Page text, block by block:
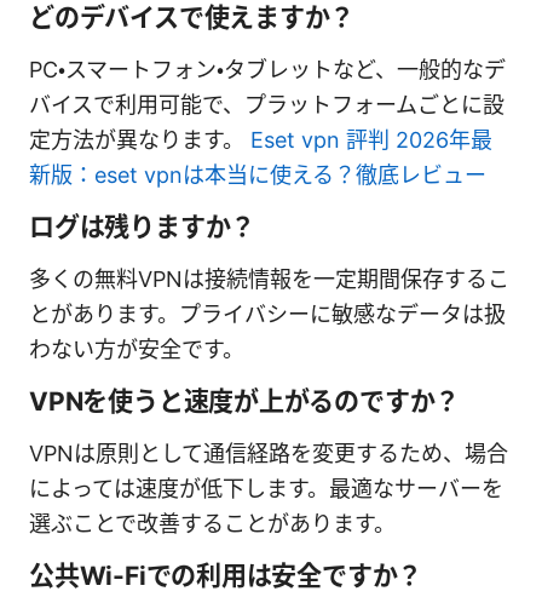
どのデバイスで使えますか？
PC・スマートフォン・タブレットなど、一般的なデ
バイスで利用可能で、プラットフォームごとに設
定方法が異なります。 Eset vpn 評判 2026年最
新版：eset vpnは本当に使える？徹底レビュー
ログは残りますか？
多くの無料VPNは接続情報を一定期間保存するこ
とがあります。プライバシーに敏感なデータは扱
わない方が安全です。
VPNを使うと速度が上がるのですか？
VPNは原則として通信経路を変更するため、場合
によっては速度が低下します。最適なサーバーを
選ぶことで改善することがあります。
公共Wi-Fiでの利用は安全ですか？